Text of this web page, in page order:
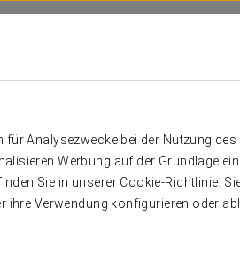
Analysezwecke bei der Nutzung des
Werbung auf der Grundlage
Sie in unserer Cookie-Richtlinie.
ihre Verwendung konfigurieren oder
Áurea